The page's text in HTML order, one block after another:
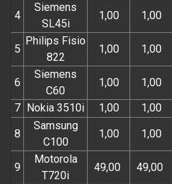
4
Siemens
SL45i
1,00 1,00
5
Philips Fisio
822
1,00 1,00
6
Siemens
C60
1,00 1,00
7
Nokia 3510i 1,00 1,00
8
Samsung
C100
1,00 1,00
9
Motorola
T720i
49,00 49,00